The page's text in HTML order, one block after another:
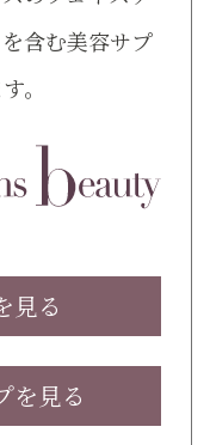
含む美容サプ
。
見る
を見る